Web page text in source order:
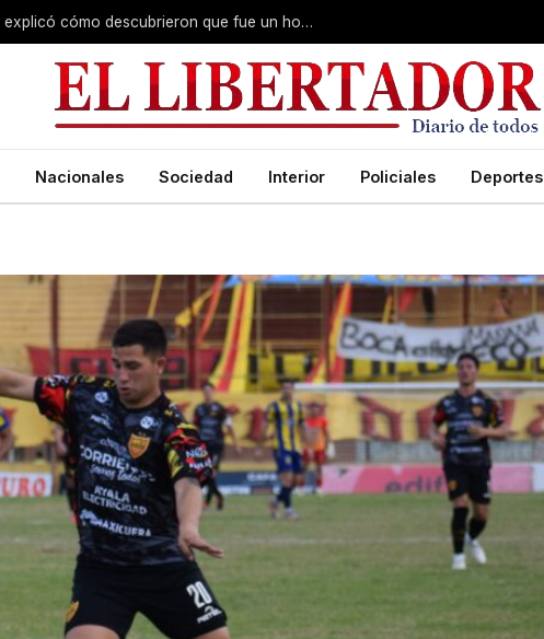
Fiscal del caso Cecilia Lazcano explicó cómo descubrieron que fue un homicidio y reveló que hubo premeditación
Nacionales Sociedad Interior Policiales Deportes